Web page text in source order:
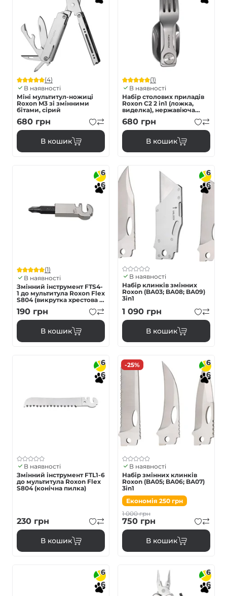
(4)
В наявності
Міні мультитул-ножиці
Roxon M3 зі змінними
бітами, сірий
680 грн
В кошик
(1)
В наявності
Набір столових приладів
Roxon C2 2 in1 (ложка,
виделка), нержавіюча
сталь
680 грн
В кошик
6
6
(1)
В наявності
Змінний інструмент FTS4-
1 до мультитула Roxon Flex
S804 (викрутка хрестова -
адаптер для біт)
190 грн
В кошик
6
6
В наявності
Набір клинків змінних
Roxon (BA03; BA08; BA09)
3in1
1 090 грн
В кошик
6
6
В наявності
Змінний інструмент FTL1-6
до мультитула Roxon Flex
S804 (конічна пилка)
230 грн
В кошик
-25%
6
6
В наявності
Набір змінних клинків
Roxon (BA05; BA06; BA07)
3in1
Економія 250 грн
1 000грн
750 грн
В кошик
6
6
6
6